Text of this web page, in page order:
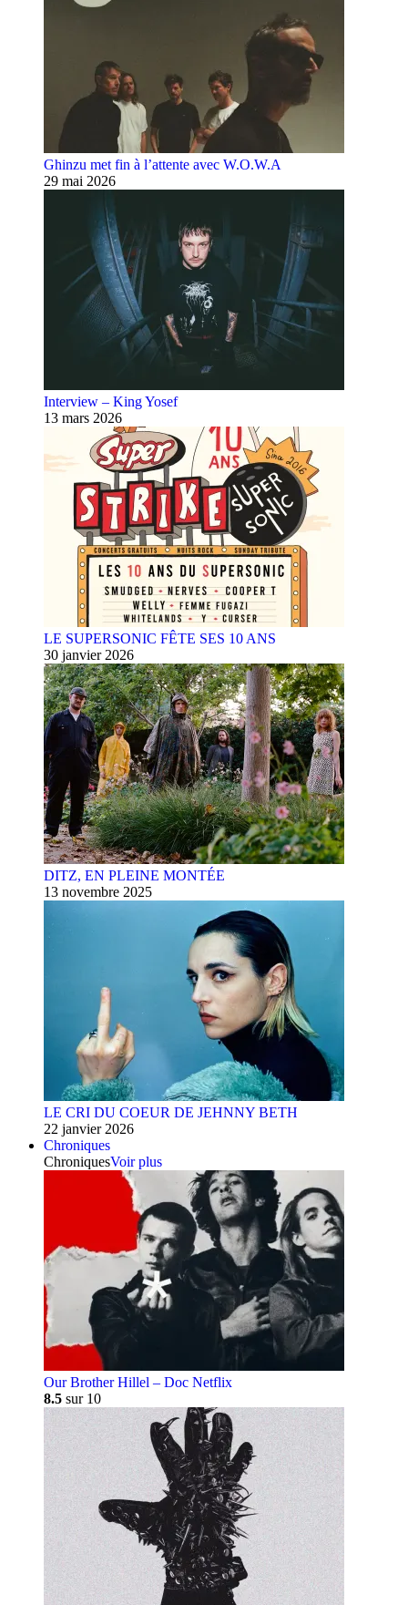
Ghinzu met fin à l’attente avec W.O.W.A
29 mai 2026
Interview – King Yosef
13 mars 2026
LE SUPERSONIC FÊTE SES 10 ANS
30 janvier 2026
DITZ, EN PLEINE MONTÉE
13 novembre 2025
LE CRI DU COEUR DE JEHNNY BETH
22 janvier 2026
Chroniques
ChroniquesVoir plus
Our Brother Hillel – Doc Netflix
8.5 sur 10